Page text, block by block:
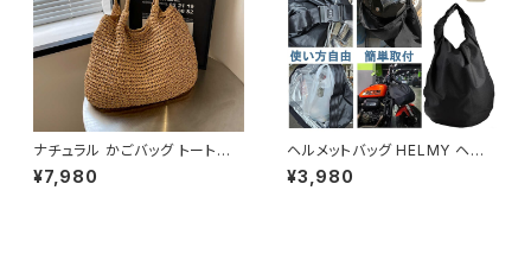
ナチュラル かごバッグ トートバッ
グ ショルダーバッグ レディース
バッグ 軽量 編み 大容量 夏 韓
¥7,980
ヘルメットバッグ HELMY ヘルミ
ー ヘルメット 収納 バッグ ケー
ス 入れ 自転車 バイク フルフェ
¥3,980